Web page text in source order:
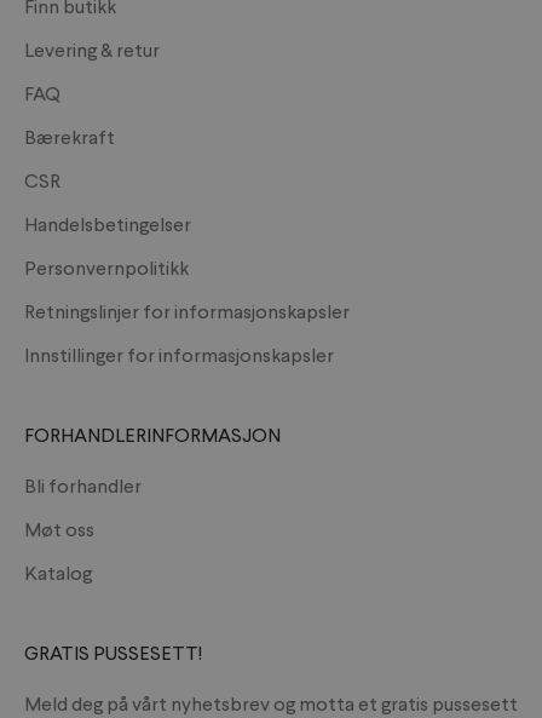
Finn butikk
Levering & retur
FAQ
Bærekraft
CSR
Handelsbetingelser
Personvernpolitikk
Retningslinjer for informasjonskapsler
Innstillinger for informasjonskapsler
FORHANDLERINFORMASJON
Bli forhandler
Møt oss
Katalog
GRATIS PUSSESETT!
Meld deg på vårt nyhetsbrev og motta et gratis pussesett